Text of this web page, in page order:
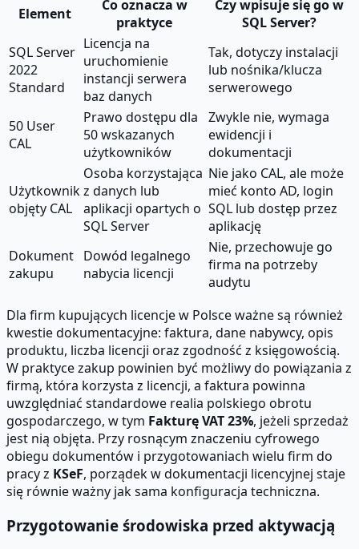
Element
Co oznacza w
praktyce
Czy wpisuje się go w
SQL Server?
SQL Server
2022
Standard
Licencja na
uruchomienie
instancji serwera
baz danych
Tak, dotyczy instalacji
lub nośnika/klucza
serwerowego
50 User
CAL
Prawo dostępu dla
50 wskazanych
użytkowników
Zwykle nie, wymaga
ewidencji i
dokumentacji
Użytkownik
objęty CAL
Osoba korzystająca
z danych lub
aplikacji opartych o
SQL Server
Nie jako CAL, ale może
mieć konto AD, login
SQL lub dostęp przez
aplikację
Dokument
zakupu
Dowód legalnego
nabycia licencji
Nie, przechowuje go
firma na potrzeby
audytu
Dla firm kupujących licencje w Polsce ważne są również
kwestie dokumentacyjne: faktura, dane nabywcy, opis
produktu, liczba licencji oraz zgodność z księgowością.
W praktyce zakup powinien być możliwy do powiązania z
firmą, która korzysta z licencji, a faktura powinna
uwzględniać standardowe realia polskiego obrotu
gospodarczego, w tym Fakturę VAT 23%, jeżeli sprzedaż
jest nią objęta. Przy rosnącym znaczeniu cyfrowego
obiegu dokumentów i przygotowaniach wielu firm do
pracy z KSeF, porządek w dokumentacji licencyjnej staje
się równie ważny jak sama konfiguracja techniczna.
Przygotowanie środowiska przed aktywacją